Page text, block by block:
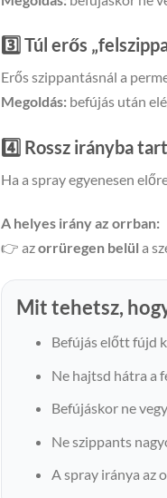
3️⃣ Túl erős
Erős szippantásnál a
Megoldás: befújás után
4️⃣ Rossz irányba
Ha a spray egyenesen
A helyes irány az orrban:
👉 azorrüregen belül a
Mit tehetsz,
Befújás előtt fújd
Ne hajtsd hátra a
Befújáskor ne
Ne szippants
A spray iránya az